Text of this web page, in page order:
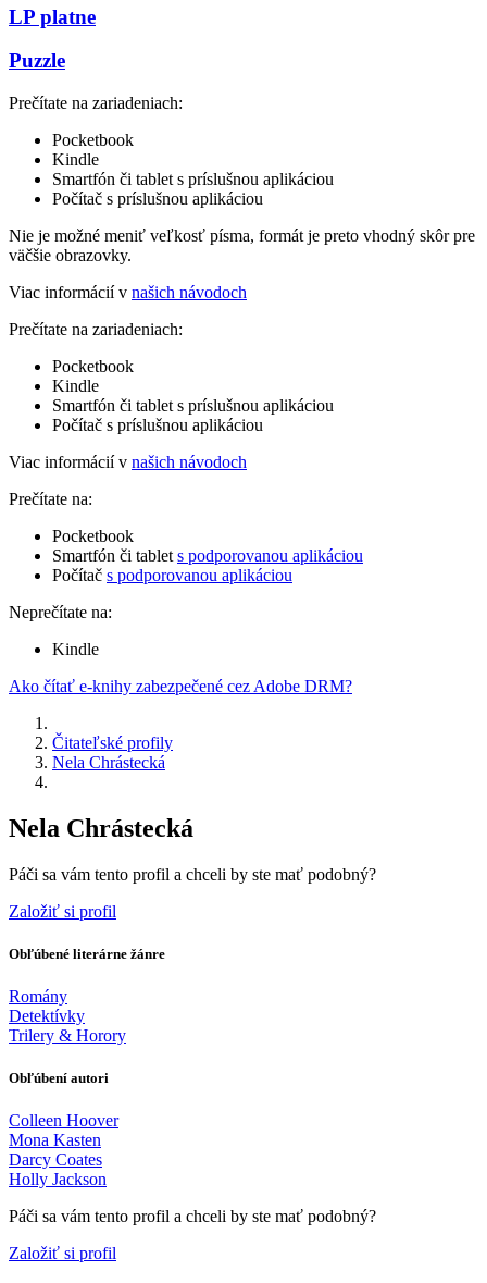
LP platne
Puzzle
Prečítate na zariadeniach:
Pocketbook
Kindle
Smartfón či tablet s príslušnou aplikáciou
Počítač s príslušnou aplikáciou
Nie je možné meniť veľkosť písma, formát je preto vhodný skôr pre
väčšie obrazovky.
Viac informácií v našich návodoch
Prečítate na zariadeniach:
Pocketbook
Kindle
Smartfón či tablet s príslušnou aplikáciou
Počítač s príslušnou aplikáciou
Viac informácií v našich návodoch
Prečítate na:
Pocketbook
Smartfón či tablet s podporovanou aplikáciou
Počítač s podporovanou aplikáciou
Neprečítate na:
Kindle
Ako čítať e-knihy zabezpečené cez Adobe DRM?
Čitateľské profily
Nela Chrástecká
Nela Chrástecká
Páči sa vám tento profil a chceli by ste mať podobný?
Založiť si profil
Obľúbené literárne žánre
Romány
Detektívky
Trilery & Horory
Obľúbení autori
Colleen Hoover
Mona Kasten
Darcy Coates
Holly Jackson
Páči sa vám tento profil a chceli by ste mať podobný?
Založiť si profil